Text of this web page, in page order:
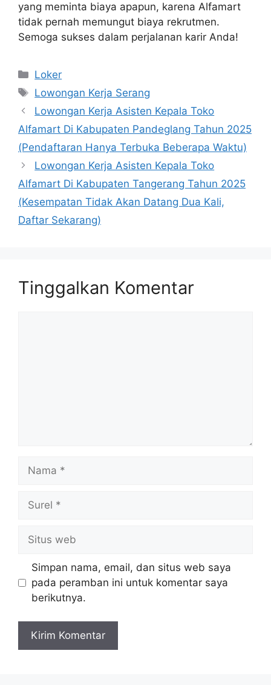
yang meminta biaya apapun, karena Alfamart
tidak pernah memungut biaya rekrutmen.
Semoga sukses dalam perjalanan karir Anda!
Kategori
Loker
Tag
Lowongan Kerja Serang
Lowongan Kerja Asisten Kepala Toko
Alfamart Di Kabupaten Pandeglang Tahun 2025
(Pendaftaran Hanya Terbuka Beberapa Waktu)
Lowongan Kerja Asisten Kepala Toko
Alfamart Di Kabupaten Tangerang Tahun 2025
(Kesempatan Tidak Akan Datang Dua Kali,
Daftar Sekarang)
Tinggalkan Komentar
Nama
Surel
Situs
web
Simpan nama, email, dan situs web saya
pada peramban ini untuk komentar saya
berikutnya.